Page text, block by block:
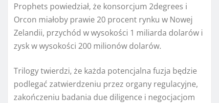
Prophets powiedział, że konsorcjum 2degrees i
Orcon miałoby prawie 20 procent rynku w Nowej
Zelandii, przychód w wysokości 1 miliarda dolarów i
zysk w wysokości 200 milionów dolarów.
Trilogy twierdzi, że każda potencjalna fuzja będzie
podlegać zatwierdzeniu przez organy regulacyjne,
zakończeniu badania due diligence i negocjacjom